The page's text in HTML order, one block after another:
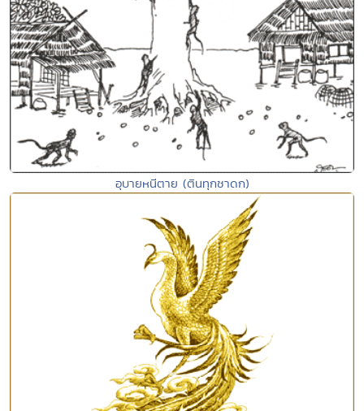
อุบายหนีตาย (ตินทุกชาดก)